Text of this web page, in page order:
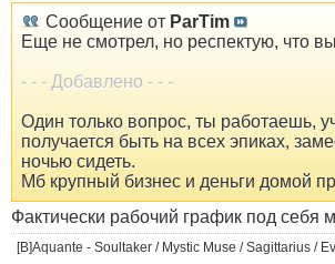
Сообщение от ParTim
Еще не смотрел, но респектую, что
- - - Добавлено - - -
Один только вопрос, ты работаешь,
получается быть на всех эпиках,
ночью сидеть.
Мб крупный бизнес и деньги домой
Фактически рабочий график под себя
[B]Aquante - Soultaker / Mystic Muse / Sagittarius /